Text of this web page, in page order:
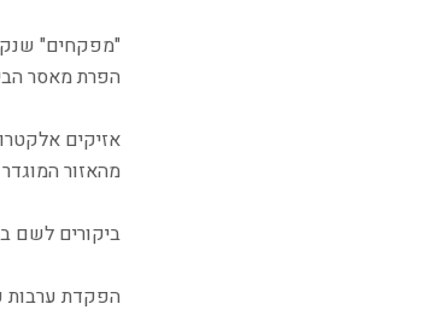
"מפקחים"
הפרת מאסר
אזיקים
מהאזור
ביקורים לשם
הפקדת ערבות